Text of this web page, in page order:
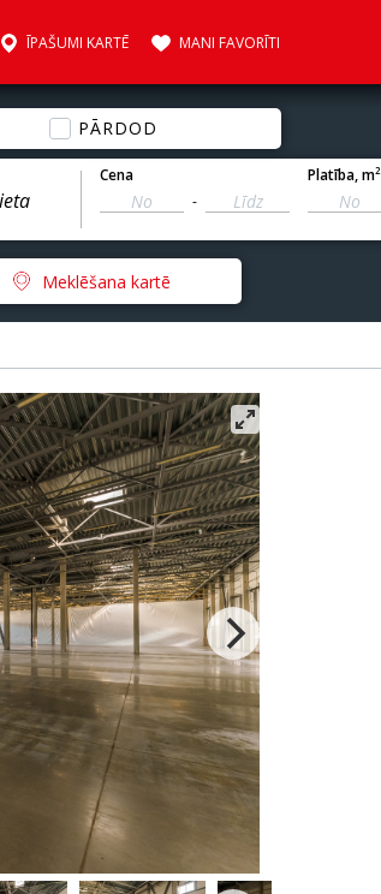
ĪPAŠUMI KARTĒ MANI FAVORĪTI
PĀRDOD
Cena
-
Platība, m2
Meklēšana kartē